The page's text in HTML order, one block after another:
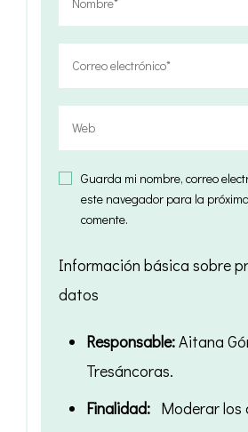
Guarda mi nombre, correo
este navegador para la
comente.
Información básica sobre
datos
Responsable:Aitana
Tresáncoras.
Finalidad:Moderar los